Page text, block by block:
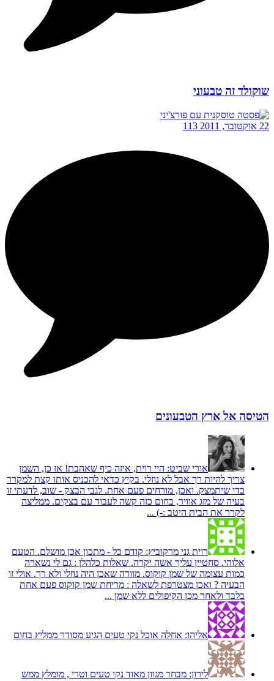
שוקולד זה טבעוני
22 אוקטובר, 2011 113
הטיסה אל ארץ הטבעונים
אורי שביט: היי רוית, איזה כיף שאהבת! אז כן, השמן
צריך להיות רך אבל לא נוזלי. בקיץ כדאי להכניס אותו קצת למקרר
כדי שיתמצק. ואכן, מורחים פעם אחת. לגבי הבצק - שוב, לדעתי זו
בעיה של מזג אוויר, בחום כזה קשה לעבוד עם בצקים. ממליצה
לקרר את הבית היטב :-) ...
רוית גני מרקוביץ: קודם כל - מתכון אכן מושלם. הטעם
אלוהי. סחטיין עליך אשה יקרה. שאלות כלהלן : גם לי נשארה
כמות עצומה של שמן קוקוס. מוודה שאכן היה נוזלי ולא רך. אולי זו
הבעיה ? ואכן מצטרפת לשאלה : מריחת שמן קוקוס פעם אחת
בלבד ולאחר מכן הקיפולים ללא שמן ...
אליהו: אחלה אוכל נקי טעים הגיע מסודר ממליץ בחום
לירון: מבחר מגוון מאוד נקי טעים וטרי , מומלץ ממש